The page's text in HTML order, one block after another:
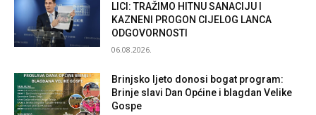
LICI: TRAŽIMO HITNU SANACIJU I
KAZNENI PROGON CIJELOG LANCA
ODGOVORNOSTI
06.08.2026.
Brinjsko ljeto donosi bogat program:
Brinje slavi Dan Općine i blagdan Velike
Gospe